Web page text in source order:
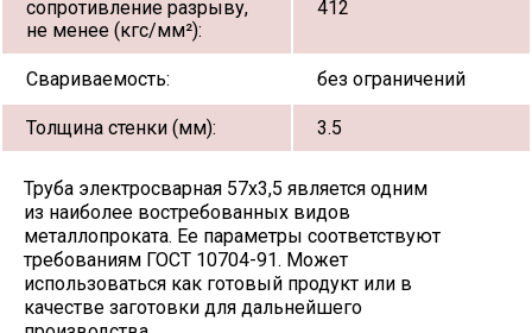
сопротивление разрыву,
не менее (кгс/мм²):
412
Свариваемость: без ограничений
Толщина стенки (мм): 3.5
Труба электросварная 57х3,5 является одним
из наиболее востребованных видов
металлопроката. Ее параметры соответствуют
требованиям ГОСТ 10704-91. Может
использоваться как готовый продукт или в
качестве заготовки для дальнейшего